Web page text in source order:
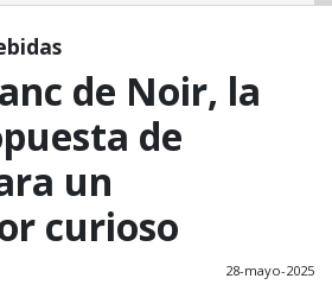
de Noir, la
de
un
curioso
28-mayo-2025